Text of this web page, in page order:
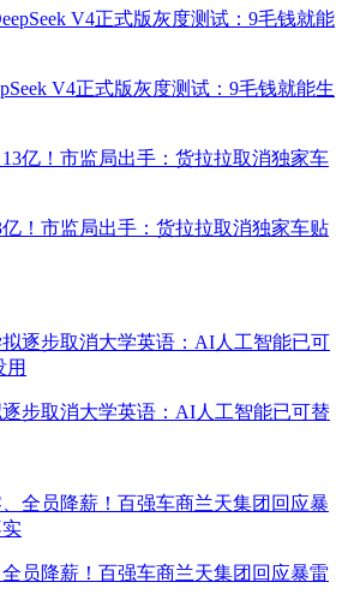
V4正式版灰度测试：9毛钱就能生
！市监局出手：货拉拉取消独家车贴
步取消大学英语：AI人工智能已可替
员降薪！百强车商兰天集团回应暴雷